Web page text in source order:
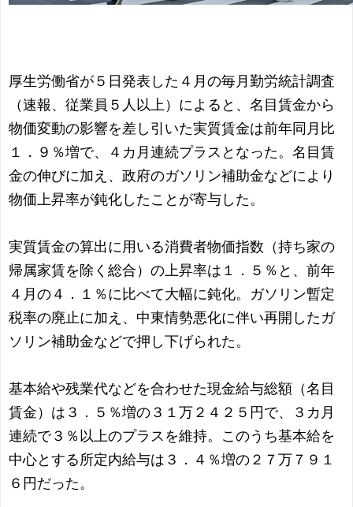
厚生労働省が５日発表した４月の毎月勤労統計調査
（速報、従業員５人以上）によると、名目賃金から
物価変動の影響を差し引いた実質賃金は前年同月比
１．９％増で、４カ月連続プラスとなった。名目賃
金の伸びに加え、政府のガソリン補助金などにより
物価上昇率が鈍化したことが寄与した。
実質賃金の算出に用いる消費者物価指数（持ち家の
帰属家賃を除く総合）の上昇率は１．５％と、前年
４月の４．１％に比べて大幅に鈍化。ガソリン暫定
税率の廃止に加え、中東情勢悪化に伴い再開したガ
ソリン補助金などで押し下げられた。
基本給や残業代などを合わせた現金給与総額（名目
賃金）は３．５％増の３１万２４２５円で、３カ月
連続で３％以上のプラスを維持。このうち基本給を
中心とする所定内給与は３．４％増の２７万７９１
６円だった。